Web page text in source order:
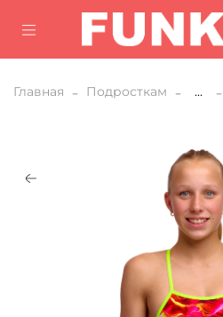
Главная Подросткам ...